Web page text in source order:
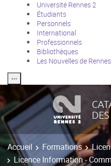
Université Rennes 2
Étudiants
Personnels
International
Professionnels
Bibliothèques
Les Nouvelles de
⸱⸱⸱
Accueil Formations
Licence Information -